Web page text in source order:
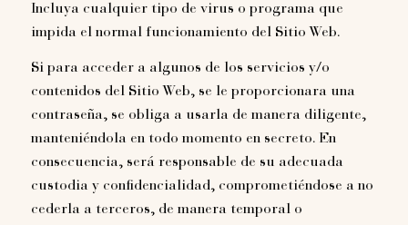
Incluya cualquier tipo de virus o programa que
impida el normal funcionamiento del Sitio Web.
Si para acceder a algunos de los servicios y/o
contenidos del Sitio Web, se le proporcionara una
contraseña, se obliga a usarla de manera diligente,
manteniéndola en todo momento en secreto. En
consecuencia, será responsable de su adecuada
custodia y confidencialidad, comprometiéndose a no
cederla a terceros, de manera temporal o